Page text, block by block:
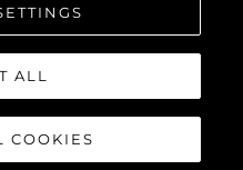
prawa zastrzeżone.
ALL
COOKIES